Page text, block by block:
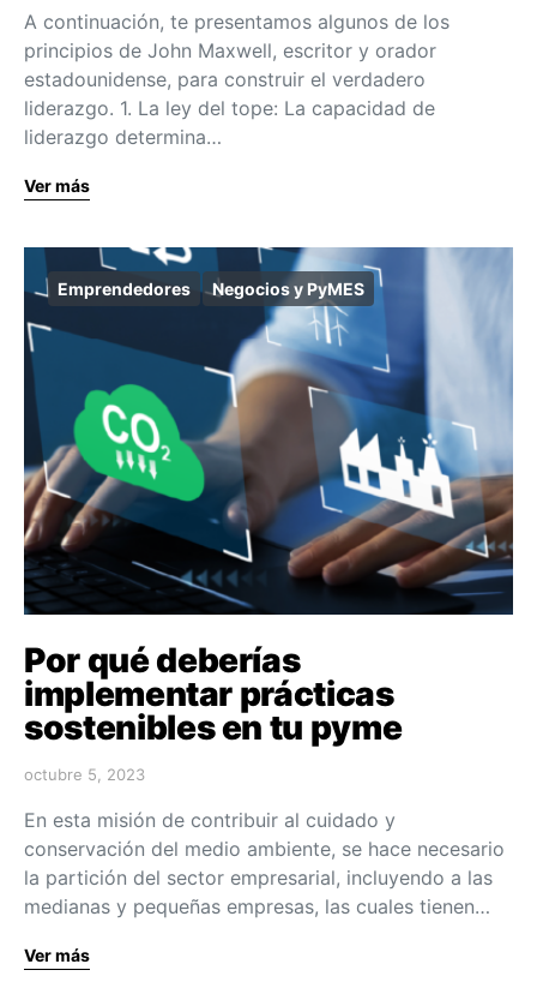
A continuación, te presentamos algunos de los
principios de John Maxwell, escritor y orador
estadounidense, para construir el verdadero
liderazgo. 1. La ley del tope: La capacidad de
liderazgo determina…
Ver más
Emprendedores Negocios y PyMES
Por qué deberías
implementar prácticas
sostenibles en tu pyme
octubre 5, 2023
En esta misión de contribuir al cuidado y
conservación del medio ambiente, se hace necesario
la partición del sector empresarial, incluyendo a las
medianas y pequeñas empresas, las cuales tienen…
Ver más